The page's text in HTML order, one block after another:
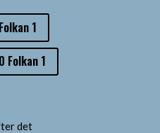
1
Folkan 1
det